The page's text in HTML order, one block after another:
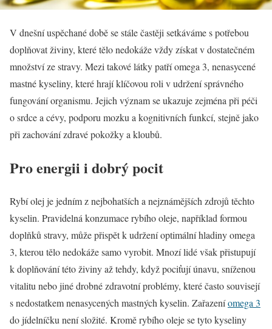
V dnešní uspěchané době se stále častěji setkáváme s potřebou
doplňovat živiny, které tělo nedokáže vždy získat v dostatečném
množství ze stravy. Mezi takové látky patří omega 3, nenasycené
mastné kyseliny, které hrají klíčovou roli v udržení správného
fungování organismu. Jejich význam se ukazuje zejména při péči
o srdce a cévy, podporu mozku a kognitivních funkcí, stejně jako
při zachování zdravé pokožky a kloubů.
Pro energii i dobrý pocit
Rybí olej je jedním z nejbohatších a nejznámějších zdrojů těchto
kyselin. Pravidelná konzumace rybího oleje, například formou
doplňků stravy, může přispět k udržení optimální hladiny omega
3, kterou tělo nedokáže samo vyrobit. Mnozí lidé však přistupují
k doplňování této živiny až tehdy, když pociťují únavu, sníženou
vitalitu nebo jiné drobné zdravotní problémy, které často souvisejí
s nedostatkem nenasycených mastných kyselin. Zařazeníomega 3
do jídelníčku není složité. Kromě rybího oleje se tyto kyseliny